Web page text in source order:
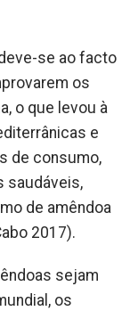
se ao facto
os
o que levou à
e
de consumo,
saudáveis,
de amêndoa
2017).
sejam
os